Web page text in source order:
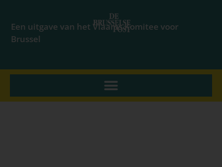
Een uitgave van het Vlaams Komitee voor
Brussel